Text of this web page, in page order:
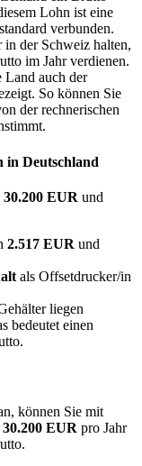
Lohn ist eine
verbunden.
in der Schweiz halten,
im Jahr verdienen.
Land auch der
So können Sie
der rechnerischen
in Deutschland
30.200 EUR und
2.517 EUR und
als Offsetdrucker/in
liegen
bedeutet einen
können Sie mit
30.200 EUR pro Jahr